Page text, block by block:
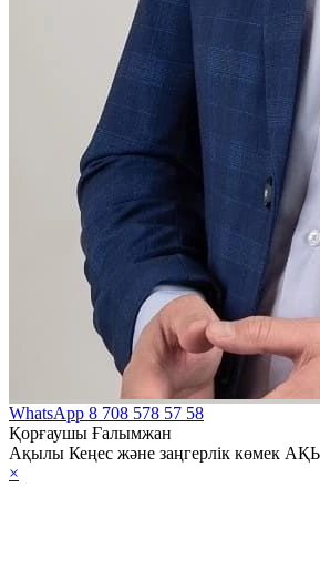
WhatsApp 8 708 578 57 58
Қорғаушы Ғалымжан
Ақылы Кеңес және заңгерлік көмек
×